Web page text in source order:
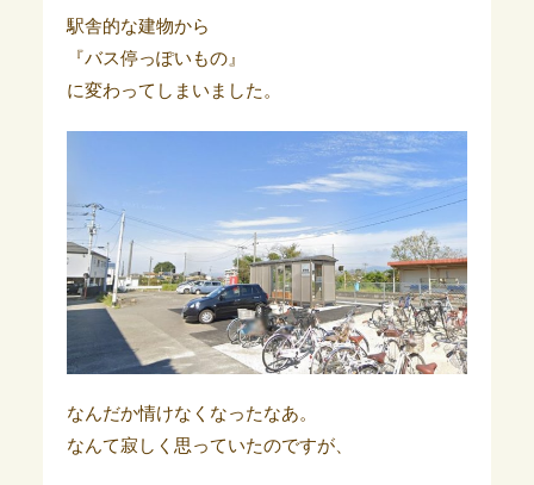
駅舎的な建物から
『バス停っぽいもの』
に変わってしまいました。
なんだか情けなくなったなあ。
なんて寂しく思っていたのですが、